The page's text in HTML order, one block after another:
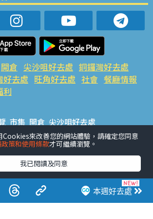
本週好去處
開倉 尖沙咀好去處 銅鑼灣好去處
好去處 旺角好去處 社會 餐廳情報
利
市集 開倉 尖沙咀好去處
好去處 荃灣好去處 旺角好去處 社會
氣活動推介 #美食社群熱話
#ULifestyle應用程式
#限時搶
#ULifestyle商戶中心 #著數
來改善您的網站體驗，請確定您同意
策和使用條款才可繼續瀏覽。
我已閱讀及同意